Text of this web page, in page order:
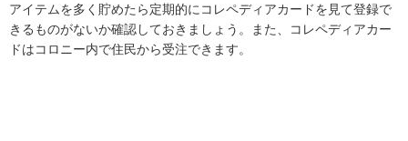
アイテムを多く貯めたら定期的にコレペディアカードを見て登録で
きるものがないか確認しておきましょう。また、コレペディアカー
ドはコロニー内で住民から受注できます。